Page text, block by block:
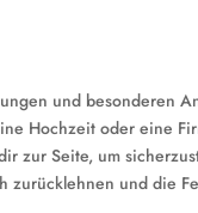
und besonderen
Hochzeit oder eine
zur Seite, um
zurücklehnen und die